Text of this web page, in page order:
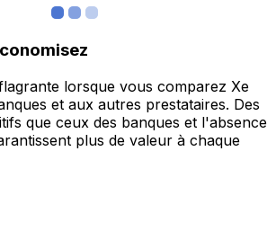
lorsque vous comparez Xe
et aux autres prestataires. Des
que ceux des banques et l'absence
plus de valeur à chaque